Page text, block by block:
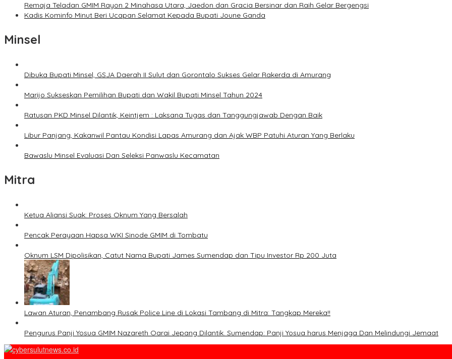
Remaja Teladan GMIM Rayon 2 Minahasa Utara, Jaedon dan Gracia Bersinar dan Raih Gelar Bergengsi
Kadis Kominfo Minut Beri Ucapan Selamat Kepada Bupati Joune Ganda
Minsel
Dibuka Bupati Minsel, GSJA Daerah II Sulut dan Gorontalo Sukses Gelar Rakerda di Amurang
Marijo Sukseskan Pemilihan Bupati dan Wakil Bupati Minsel Tahun 2024
Ratusan PKD Minsel Dilantik, Keintjem : Laksana Tugas dan Tanggungjawab Dengan Baik
Libur Panjang, Kakanwil Pantau Kondisi Lapas Amurang dan Ajak WBP Patuhi Aturan Yang Berlaku
Bawaslu Minsel Evaluasi Dan Seleksi Panwaslu Kecamatan
Mitra
Ketua Aliansi Suak: Proses Oknum Yang Bersalah
Pencak Perayaan Hapsa WKI Sinode GMIM di Tombatu
Oknum LSM Dipolisikan, Catut Nama Bupati James Sumendap dan Tipu Investor Rp 200 Juta
Lawan Aturan, Penambang Rusak Police Line di Lokasi Tambang di Mitra: Tangkap Mereka!!
Pengurus Panji Yosua GMIM Nazareth Oarai Jepang Dilantik. Sumendap: Panji Yosua harus Menjaga Dan Melindungi Jemaat